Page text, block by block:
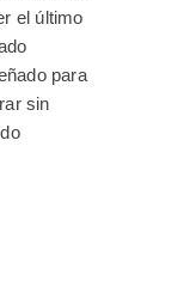
el último
para
sin